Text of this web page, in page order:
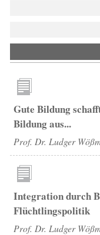
Gute Bildung
Bildung aus...
Prof. Dr. Ludger
Integration durch
Flüchtlingspolitik
Prof. Dr. Ludger